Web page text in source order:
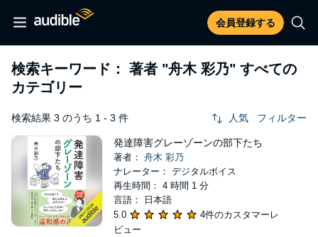
会員登録する
検索キーワード： 著者 "舟木 彩乃" すべての
カテゴリー
検索結果 3 のうち 1 - 3 件 人気 フィルター
発達障害グレーゾーンの部下たち
著者： 舟木 彩乃
ナレーター： デジタルボイス
再生時間： 4 時間 1 分
言語： 日本語
5.0
4件のカスタマーレ
ビュー